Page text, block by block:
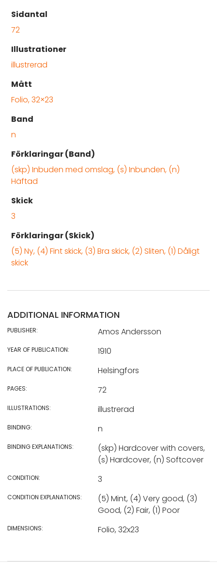
Sidantal
72
Illustrationer
illustrerad
Mått
Folio, 32×23
Band
n
Förklaringar (Band)
(skp) Inbuden med omslag, (s) Inbunden, (n)
Häftad
Skick
3
Förklaringar (Skick)
(5) Ny, (4) Fint skick, (3) Bra skick, (2) Sliten, (1) Dåligt
skick
ADDITIONAL INFORMATION
PUBLISHER: Amos Andersson
YEAR OF PUBLICATION: 1910
PLACE OF PUBLICATION: Helsingfors
PAGES: 72
ILLUSTRATIONS: illustrerad
BINDING: n
BINDING EXPLANATIONS:
(skp) Hardcover with covers,
(s) Hardcover, (n) Softcover
CONDITION: 3
CONDITION EXPLANATIONS:
(5) Mint, (4) Very good, (3)
Good, (2) Fair, (1) Poor
DIMENSIONS: Folio, 32x23